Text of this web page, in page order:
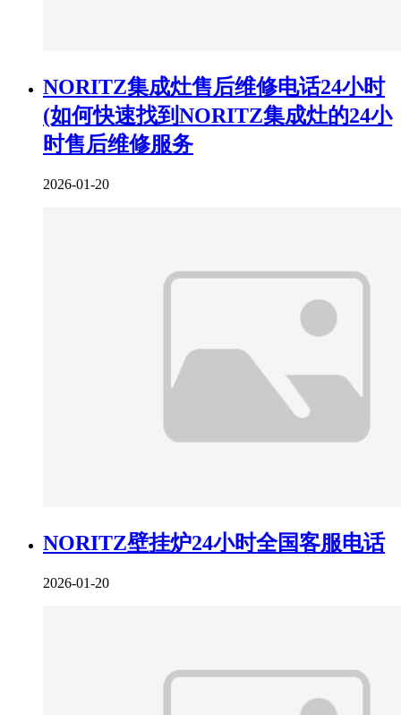
NORITZ集成灶售后维修电话24小时
(如何快速找到NORITZ集成灶的24小
时售后维修服务
2026-01-20
NORITZ壁挂炉24小时全国客服电话
2026-01-20